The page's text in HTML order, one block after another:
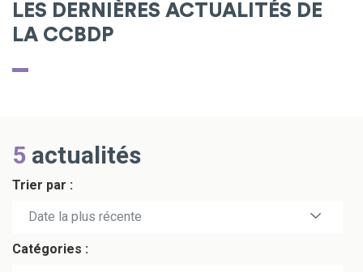
LES DERNIÈRES ACTUALITÉS DE
LA CCBDP
5 actualités
Trier par :
Date la plus récente
Date la plus ancienne
Catégories :